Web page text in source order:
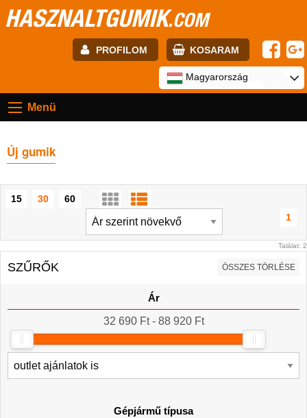
HASZNALTGUMIK.COM
PROFILOM KOSARAM
Jelszó:
Magyarország
Menü
Új gumik
15 30
60
1
Találat: 2
SZŰRŐK ÖSSZES TÖRLÉSE
Ár
32 690 Ft - 88 920 Ft
Gépjármű típusa